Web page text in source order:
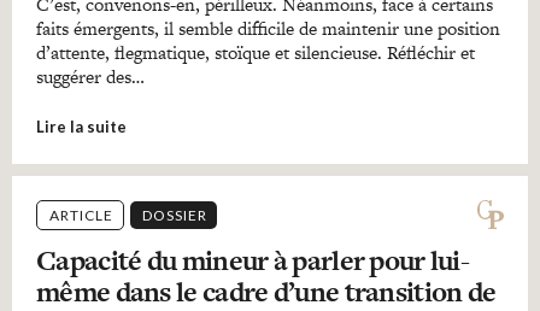
faits émergents, il semble difficile de maintenir une position
d’attente, flegmatique, stoïque et silencieuse. Réfléchir et
suggérer des…
Lire la suite
ARTICLE DOSSIER
Capacité du mineur à parler pour lui-
même dans le cadre d’une transition de